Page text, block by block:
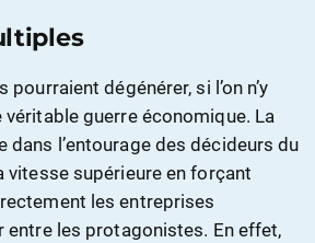
dégénérer, si l’on n’y
véritable guerre économique. La
dans l’entourage des décideurs du
vitesse supérieure en forçant
les entreprises
entre les protagonistes. En effet,